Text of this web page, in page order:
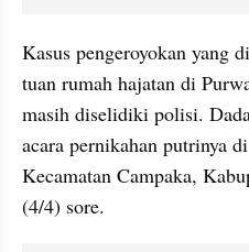
Kasus pengeroyokan yang
tuan rumah hajatan di
masih diselidiki polisi.
acara pernikahan putrinya
Kecamatan Campaka,
(4/4) sore.